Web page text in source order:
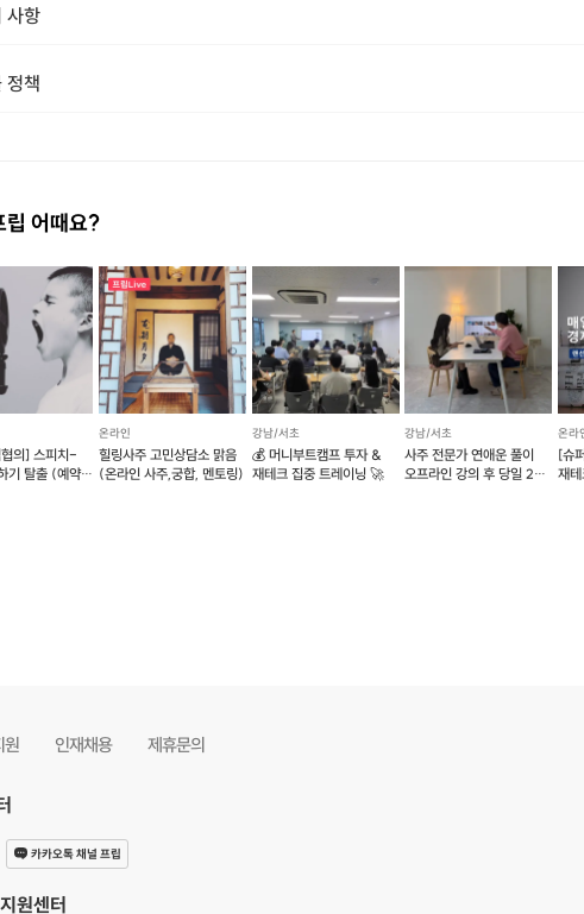
사항
정책
립 어때요?
의] 스피치-
기 탈출 (예약
온라인
힐링사주 고민상담소 맑음
(온라인 사주,궁합, 멘토링)
강남/서초
💰 머니부트캠프 투자 &
재테크 집중 트레이닝 🚀
강남/서초
사주 전문가 연애운 풀이
오프라인 강의 후 당일 2명
온라
[슈
재
원 인재채용 제휴문의
카카오톡 채널 프립
원센터